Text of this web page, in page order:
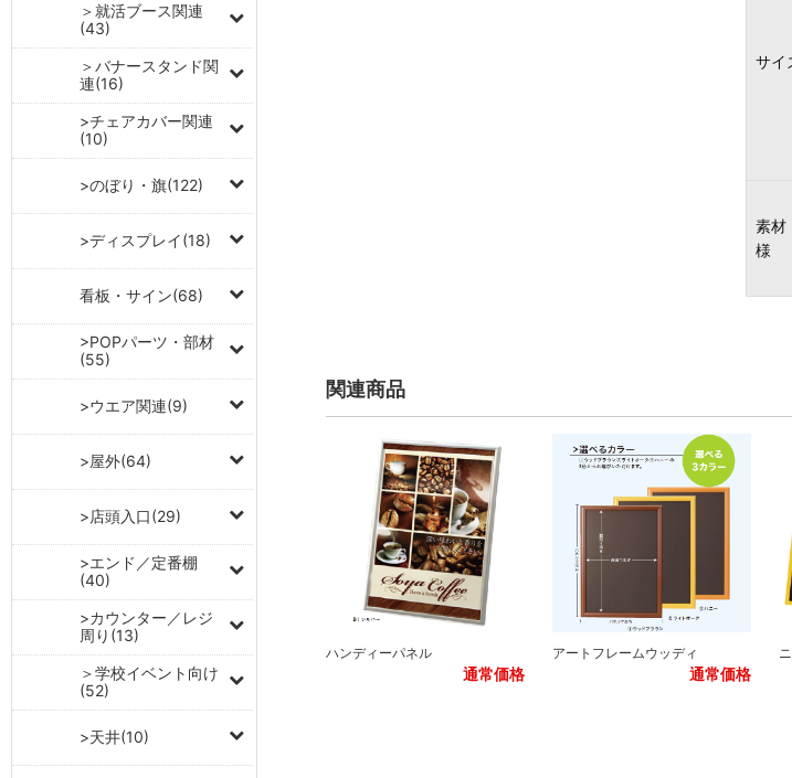
＞就活ブース関連
(43)
＞バナースタンド関
連(16)
>チェアカバー関連
(10)
>のぼり・旗(122)
>ディスプレイ(18)
看板・サイン(68)
>POPパーツ・部材
(55)
>ウエア関連(9)
>屋外(64)
>店頭入口(29)
>エンド／定番棚
(40)
>カウンター／レジ
周り(13)
＞学校イベント向け
(52)
>天井(10)
サイ
素材
様
関連商品
ハンディーパネル
通常価格
アートフレームウッディ
通常価格